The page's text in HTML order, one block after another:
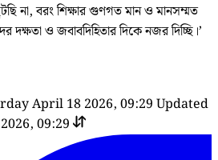
না, বরং শিক্ষার গুণগত মান ও মানসম্মত
দক্ষতা ও জবাবদিহিতার দিকে নজর দিচ্ছি।’
April 18 2026, 09:29 Updated
09:29